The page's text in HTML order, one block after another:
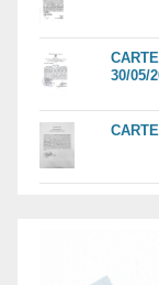
30/05/